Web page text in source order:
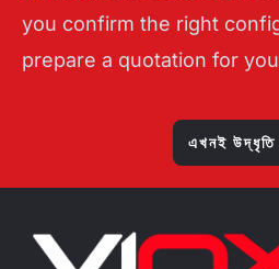
you confirm the right
prepare a quotation for
এখনই উদ্ধৃতি